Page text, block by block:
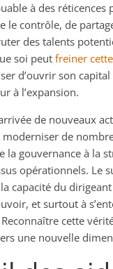
à des réticences
le contrôle, de
des talents
soi peutfreiner
d’ouvrir son capital
à l’expansion.
de nouveaux
de
la gouvernance à la
opérationnels. Le
capacité du
et surtout à
cette
une nouvelle